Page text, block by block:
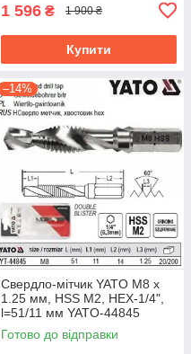
1 596 ₴ 1 900 ₴
Купити
–14%
Свердло-мітчик YATO М8 х
1.25 мм, HSS М2, HEX-1/4",
l=51/11 мм YATO-44845
Готово до відправки